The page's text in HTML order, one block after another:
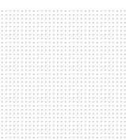
MAIL